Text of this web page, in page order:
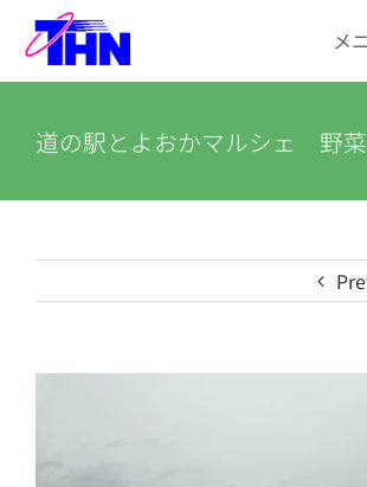
Skip
content
メ
河川カメラ
道の駅とよおかマルシェ 野